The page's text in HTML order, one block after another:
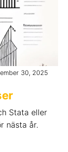
30, 2025
Stata eller
nästa år.